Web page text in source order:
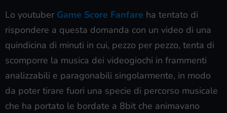
Lo youtuber Game Score Fanfare ha tentato di
rispondere a questa domanda con un video di una
quindicina di minuti in cui, pezzo per pezzo, tenta di
scomporre la musica dei videogiochi in frammenti
analizzabili e paragonabili singolarmente, in modo
da poter tirare fuori una specie di percorso musicale
che ha portato le bordate a 8bit che animavano